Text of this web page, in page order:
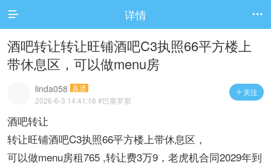
 详情 
酒吧转让转让旺铺酒吧C3执照66平方楼上
带休息区，可以做menu房
 关注
linda058 县丞
2026-6-3 14:41:16 #巴塞罗那
酒吧转让
转让旺铺酒吧C3执照66平方楼上带休息区，
可以做menu房租765 ,转让费3万9，老虎机合同2029年到